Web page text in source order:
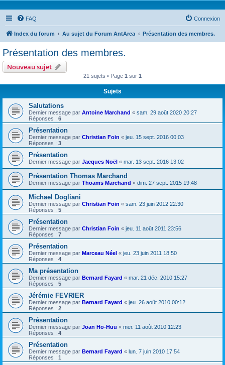
FAQ Connexion
Index du forum Au sujet du Forum AntArea Présentation des membres.
Présentation des membres.
Nouveau sujet
21 sujets • Page 1 sur 1
Sujets
Salutations
Dernier message par Antoine Marchand « sam. 29 août 2020 20:27
Réponses : 6
Présentation
Dernier message par Christian Foin « jeu. 15 sept. 2016 00:03
Réponses : 3
Présentation
Dernier message par Jacques Noël « mar. 13 sept. 2016 13:02
Présentation Thomas Marchand
Dernier message par Thoams Marchand « dim. 27 sept. 2015 19:48
Michael Dogliani
Dernier message par Christian Foin « sam. 23 juin 2012 22:30
Réponses : 5
Présentation
Dernier message par Christian Foin « jeu. 11 août 2011 23:56
Réponses : 7
Présentation
Dernier message par Marceau Néel « jeu. 23 juin 2011 18:50
Réponses : 4
Ma présentation
Dernier message par Bernard Fayard « mar. 21 déc. 2010 15:27
Réponses : 5
Jérémie FEVRIER
Dernier message par Bernard Fayard « jeu. 26 août 2010 00:12
Réponses : 2
Présentation
Dernier message par Joan Ho-Huu « mer. 11 août 2010 12:23
Réponses : 4
Présentation
Dernier message par Bernard Fayard « lun. 7 juin 2010 17:54
Réponses : 1